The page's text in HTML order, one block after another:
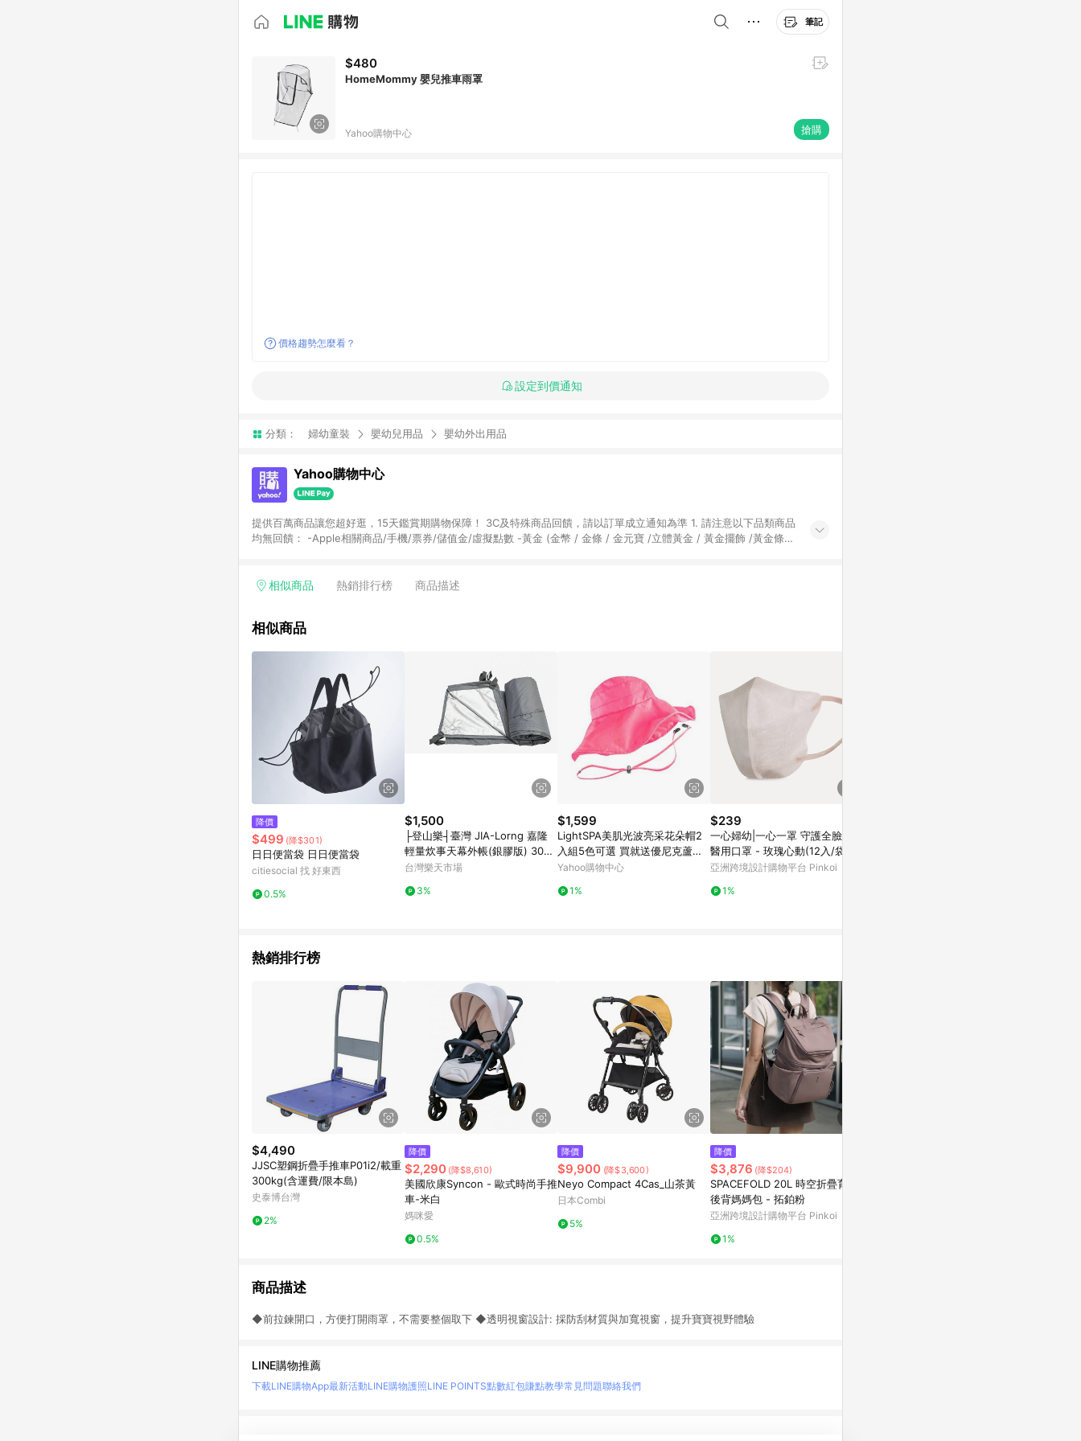
筆記
$480
HomeMommy 嬰兒推車雨罩
Yahoo購物中心 搶購
價格趨勢怎麼看？
設定到價通知
分類： 婦幼童裝 嬰幼兒用品 嬰幼外出用品
Yahoo購物中心
提供百萬商品讓您超好逛，15天鑑賞期購物保障！ 3C及特殊商品回饋，請以訂單成立通知為準 1. 請注意以下品類商品
均無回饋： -Apple相關商品/手機/票券/儲值金/虛擬點數 -黃金 (金幣 / 金條 / 金元寶 /立體黃金 / 黃金擺飾 /黃金條
Yahoo超贈點回饋者 - 購物中心商店之商品：商品賣場中有標示「商店」及顯示商店名稱者(指定活動店家除外) 3. 訂
相似商品 熱銷排行榜 商品描述
相似商品
降價
$499 (降$301)
日日便當袋 日日便當袋
citiesocial 找 好東西
0.5%
$1,500
├登山樂┤臺灣 JIA-Lorng 嘉隆
輕量炊事天幕外帳(銀膠版) 300x
430cm 淺灰 # JL-T34C
台灣樂天市場
3%
$1,599
LightSPA美肌光波亮采花朵帽2
入組5色可選 買就送優尼克蘆薈
凝膠
Yahoo購物中心
1%
$239
一心婦幼|一心一罩 守護全臉3D
醫用口罩 - 玫瑰心動(12入/袋)
亞洲跨境設計購物平台 Pinkoi
1%
熱銷排行榜
$4,490
JJSC塑鋼折疊手推車P01i2/載重
300kg(含運費/限本島)
史泰博台灣
2%
降價
$2,290 (降$8,610)
美國欣康Syncon - 歐式時尚手推
車-米白
媽咪愛
0.5%
降價
$9,900 (降$3,600)
Neyo Compact 4Cas_山茶黃
日本Combi
5%
降價
$3,876 (降$204)
SPACEFOLD 20L 時空折疊育兒
後背媽媽包 - 拓鉑粉
亞洲跨境設計購物平台 Pinkoi
1%
商品描述
◆前拉鍊開口，方便打開雨罩，不需要整個取下 ◆透明視窗設計: 採防刮材質與加寬視窗，提升寶寶視野體驗
LINE購物推薦
下載LINE購物App最新活動LINE購物護照LINE POINTS點數紅包賺點教學常見問題聯絡我們